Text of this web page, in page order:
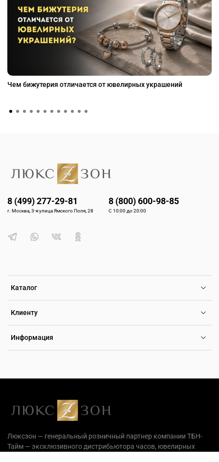
Чем бижутерия отличается от ювелирных украшений
Каталог
Клиенту
Информация
8 (499) 277-29-81
г. Москва, 3-я улица Ямского Поля, 28
8 (800) 600-98-85
С 10:00 до 20:00
Люксзон — генеральный розничный партнер компании ТБН-
Тайм — эксклюзивного дистрибьютора часов, ювелирных